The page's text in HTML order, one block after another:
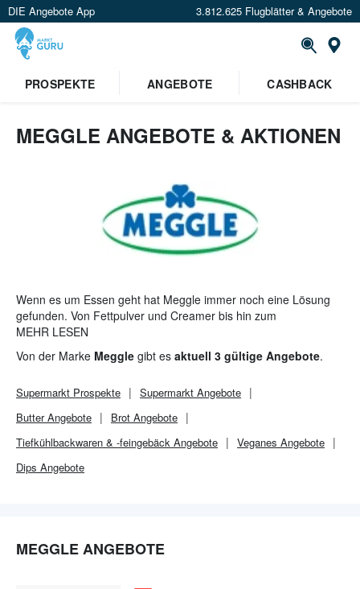
DIE Angebote App 3.812.625 Flugblätter & Angebote
PROSPEKTE ANGEBOTE CASHBACK
MEGGLE ANGEBOTE & AKTIONEN
Wenn es um Essen geht hat Meggle immer noch eine Lösung
gefunden. Von Fettpulver und Creamer bis hin zum
Kaffeeweißer begeistert man sich hier lösungsorientiert für
Innovation und hohe Qualität.
MEHR LESEN
Von der Marke Meggle gibt es aktuell 3 gültige Angebote.
Supermarkt Prospekte Supermarkt Angebote
Butter Angebote
Brot Angebote
Tiefkühlbackwaren & -feingebäck Angebote
Veganes Angebote
Dips Angebote
MEGGLE ANGEBOTE